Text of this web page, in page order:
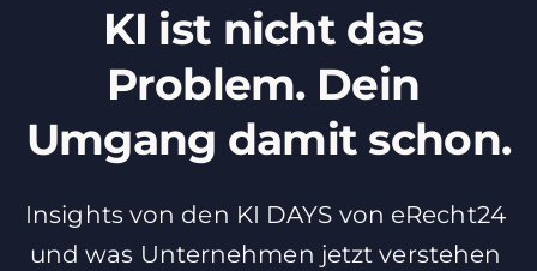
KI ist nicht das
Problem. Dein
Umgang damit schon.
Insights von den KI DAYS von eRecht24
und was Unternehmen jetzt verstehen